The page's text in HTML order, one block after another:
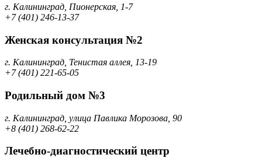
г. Калининград, Пионерская, 1-7
+7 (401) 246-13-37
Женская консультация №2
г. Калининград, Тенистая аллея, 13-19
+7 (401) 221-65-05
Родильный дом №3
г. Калининград, улица Павлика Морозова, 90
+8 (401) 268-62-22
Лечебно-диагностический центр